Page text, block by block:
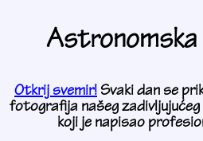
Astronomska
Otkrij svemir! Svaki dan se
fotografija našeg
koji je napisao